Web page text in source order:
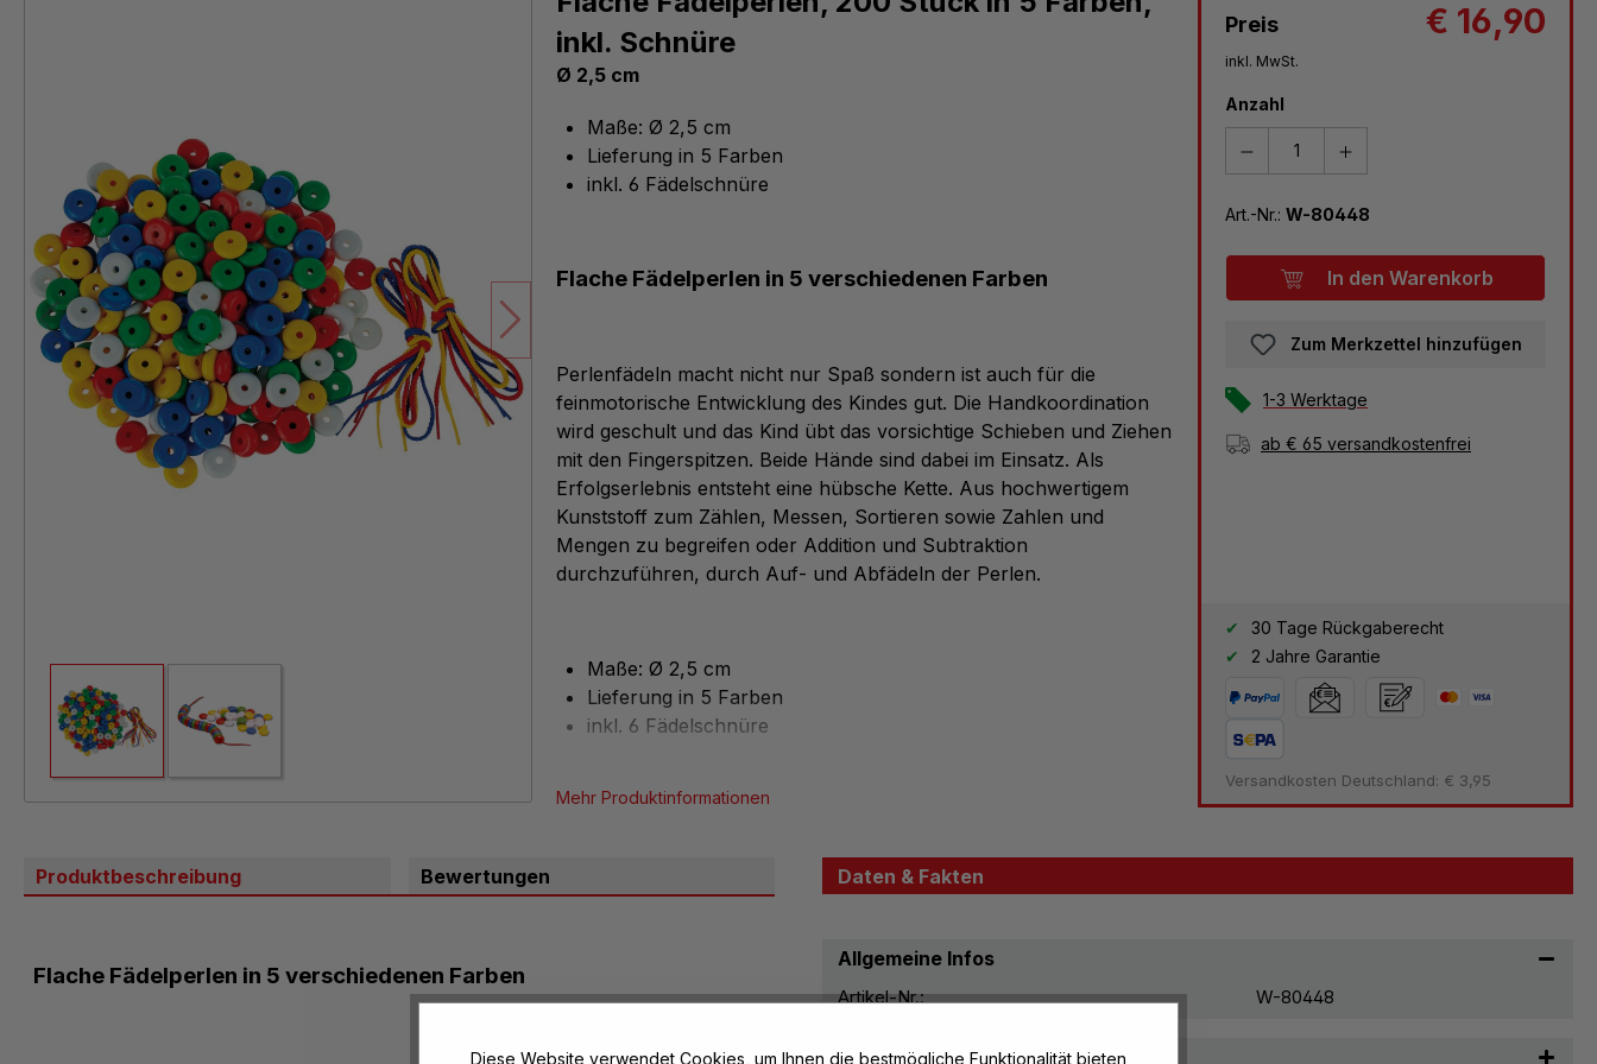
Preis € 16,90
inkl. MwSt.
Anzahl
Art.-Nr.: W-80448
In den Warenkorb
Zum Merkzettel hinzufügen
1-3 Werktage
ab € 65 versandkostenfrei
30 Tage Rückgaberecht
2 Jahre Garantie
Versandkosten Deutschland: € 3,95
inkl. Schnüre
Ø 2,5 cm
Maße: Ø 2,5 cm
Lieferung in 5 Farben
inkl. 6 Fädelschnüre
Flache Fädelperlen in 5 verschiedenen Farben
Perlenfädeln macht nicht nur Spaß sondern ist auch für die
feinmotorische Entwicklung des Kindes gut. Die Handkoordination
wird geschult und das Kind übt das vorsichtige Schieben und Ziehen
mit den Fingerspitzen. Beide Hände sind dabei im Einsatz. Als
Erfolgserlebnis entsteht eine hübsche Kette. Aus hochwertigem
Kunststoff zum Zählen, Messen, Sortieren sowie Zahlen und
Mengen zu begreifen oder Addition und Subtraktion
durchzuführen, durch Auf- und Abfädeln der Perlen.
Maße: Ø 2,5 cm
Lieferung in 5 Farben
inkl. 6 Fädelschnüre
Mehr Produktinformationen
Produktbeschreibung Bewertungen
Flache Fädelperlen in 5 verschiedenen Farben
Daten & Fakten
Allgemeine Infos
Artikel-Nr.: W-80448
Material, Beschaffenheit & Pflege
Diese Website verwendet Cookies, um Ihnen die bestmögliche Funktionalität bieten